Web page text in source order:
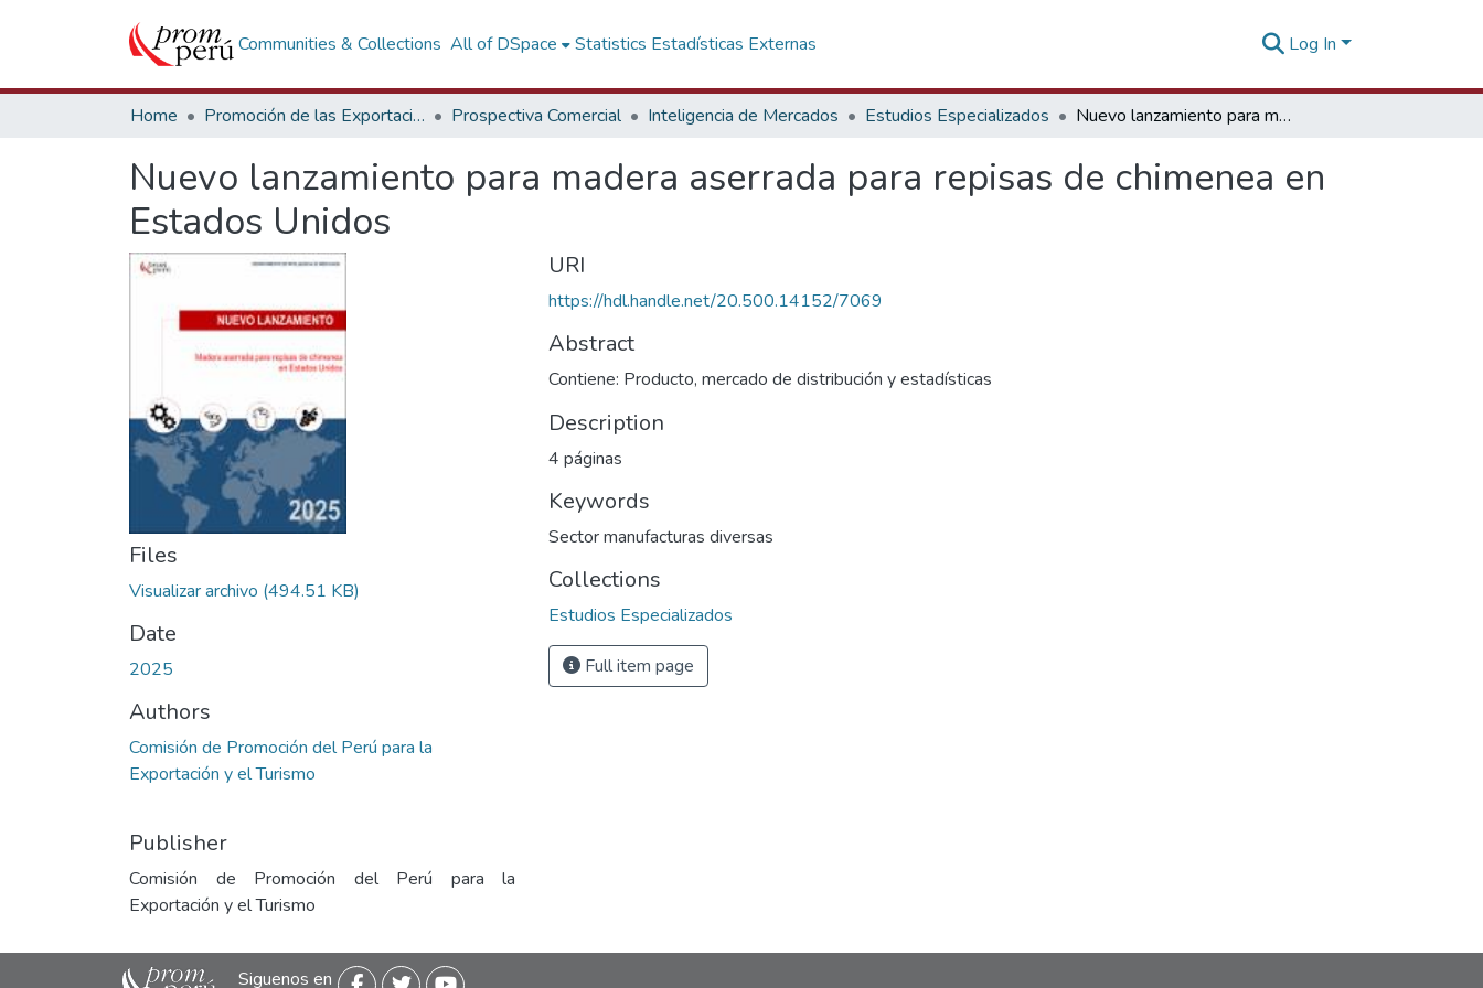
Communities & Collections All of DSpace Statistics Estadísticas Externas Log In
Home Promoción de las Exportaciones Prospectiva Comercial Inteligencia de Mercados Estudios Especializados Nuevo lanzamiento para madera aserrada para repisas de chimenea en Estados Unidos
Nuevo lanzamiento para madera aserrada para repisas de chimenea en
Estados Unidos
Files
Visualizar archivo (494.51 KB)
Date
2025
Authors
Comisión de Promoción del Perú para la
Exportación y el Turismo
Publisher
Comisión de Promoción del Perú para la
Exportación y el Turismo
URI
https://hdl.handle.net/20.500.14152/7069
Abstract
Contiene: Producto, mercado de distribución y estadísticas
Description
4 páginas
Keywords
Sector manufacturas diversas
Collections
Estudios Especializados
Full item page
Siguenos en